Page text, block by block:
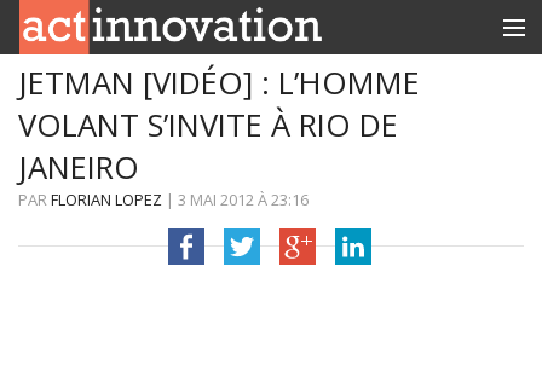
RUBRIQUES
INNOBOX
CONTACT
JETMAN [VIDÉO] : L’HOMME
VOLANT S’INVITE À RIO DE
JANEIRO
PARFLORIAN LOPEZ | 3 MAI 2012À23:16